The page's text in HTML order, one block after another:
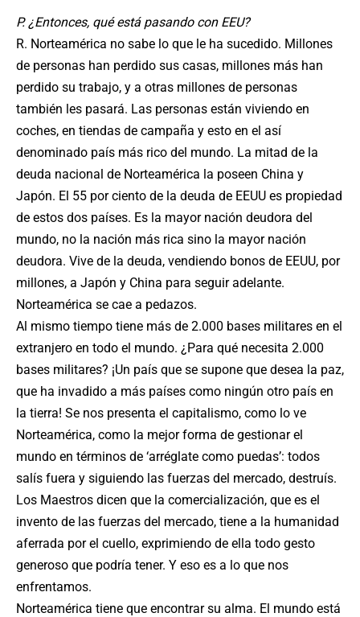
P. ¿Entonces, qué está pasando con EEU?
R. Norteamérica no sabe lo que le ha sucedido. Millones
de personas han perdido sus casas, millones más han
perdido su trabajo, y a otras millones de personas
también les pasará. Las personas están viviendo en
coches, en tiendas de campaña y esto en el así
denominado país más rico del mundo. La mitad de la
deuda nacional de Norteamérica la poseen China y
Japón. El 55 por ciento de la deuda de EEUU es propiedad
de estos dos países. Es la mayor nación deudora del
mundo, no la nación más rica sino la mayor nación
deudora. Vive de la deuda, vendiendo bonos de EEUU, por
millones, a Japón y China para seguir adelante.
Norteamérica se cae a pedazos.
Al mismo tiempo tiene más de 2.000 bases militares en el
extranjero en todo el mundo. ¿Para qué necesita 2.000
bases militares? ¡Un país que se supone que desea la paz,
que ha invadido a más países como ningún otro país en
la tierra! Se nos presenta el capitalismo, como lo ve
Norteamérica, como la mejor forma de gestionar el
mundo en términos de ‘arréglate como puedas’: todos
salís fuera y siguiendo las fuerzas del mercado, destruís.
Los Maestros dicen que la comercialización, que es el
invento de las fuerzas del mercado, tiene a la humanidad
aferrada por el cuello, exprimiendo de ella todo gesto
generoso que podría tener. Y eso es a lo que nos
enfrentamos.
Norteamérica tiene que encontrar su alma. El mundo está